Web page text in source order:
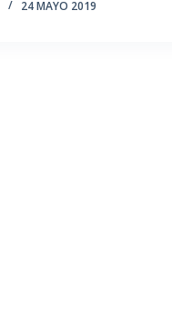
24 MAYO 2019